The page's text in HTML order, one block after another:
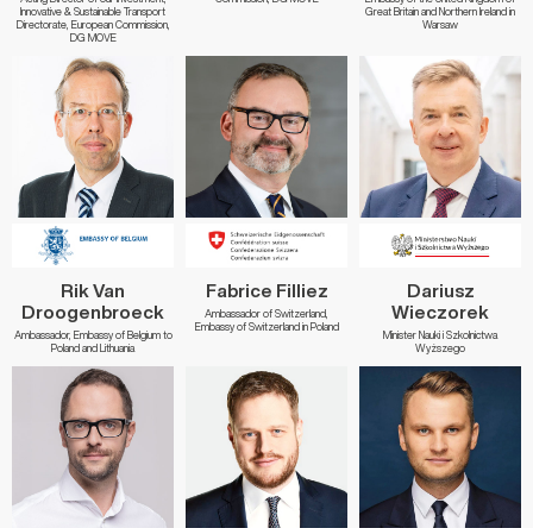
Innovative & Sustainable Transport
Directorate, European Commission,
DG MOVE
Great Britain and Northern Ireland in
Warsaw
Rik Van
Droogenbroeck
Ambassador, Embassy of Belgium to
Poland and Lithuania
Fabrice Filliez
Ambassador of Switzerland,
Embassy of Switzerland in Poland
Dariusz
Wieczorek
Minister Nauki i Szkolnictwa
Wyższego